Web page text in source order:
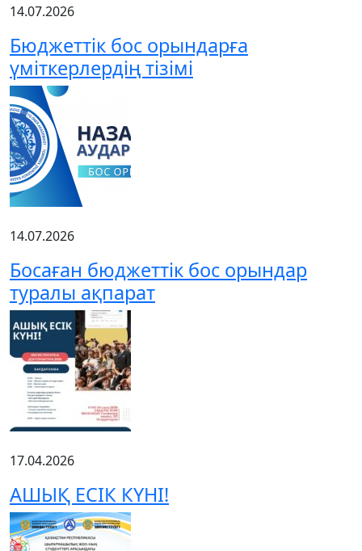
14.07.2026
Бюджеттік бос орындарға
үміткерлердің тізімі
14.07.2026
Босаған бюджеттік бос орындар
туралы ақпарат
17.04.2026
АШЫҚ ЕСІК КҮНІ!